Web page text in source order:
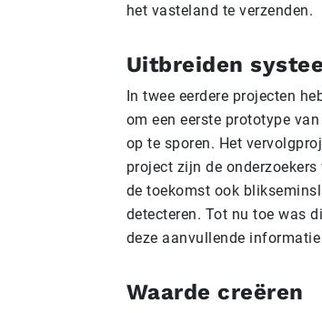
het vasteland te verzenden.
Uitbreiden
In twee eerdere projecten
om een eerste prototype
op te sporen. Het
project zijn de
de toekomst ook
detecteren. Tot nu toe was
deze aanvullende
Waarde creëren